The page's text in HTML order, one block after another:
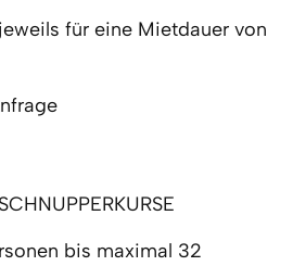
für eine Mietdauer von
bis maximal 32